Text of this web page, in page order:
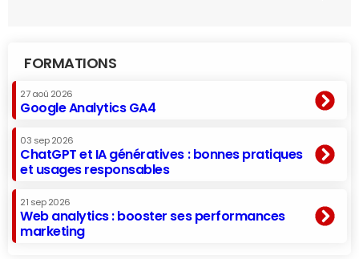
FORMATIONS
27 aoû 2026
Google Analytics GA4
03 sep 2026
ChatGPT et IA génératives : bonnes pratiques
et usages responsables
21 sep 2026
Web analytics : booster ses performances
marketing